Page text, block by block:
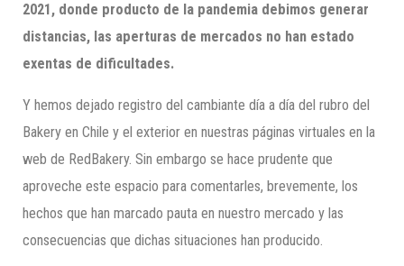
2021, donde producto de la pandemia debimos generar
distancias, las aperturas de mercados no han estado
exentas de dificultades.
Y hemos dejado registro del cambiante día a día del rubro del
Bakery en Chile y el exterior en nuestras páginas virtuales en la
web de RedBakery. Sin embargo se hace prudente que
aproveche este espacio para comentarles, brevemente, los
hechos que han marcado pauta en nuestro mercado y las
consecuencias que dichas situaciones han producido.